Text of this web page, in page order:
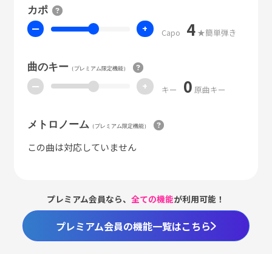
カポ
ー + Capo 4 ★簡単弾き
曲のキー（プレミアム限定機能）
ー + キー 0 原曲キー
メトロノーム （プレミアム限定機能）
この曲は対応していません
プレミアム会員なら、全ての機能が利用可能！
プレミアム会員の機能一覧はこちら